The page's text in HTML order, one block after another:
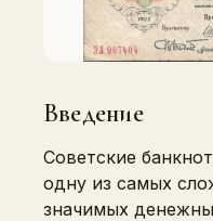
Введение
Советские
одну из самых
значимых